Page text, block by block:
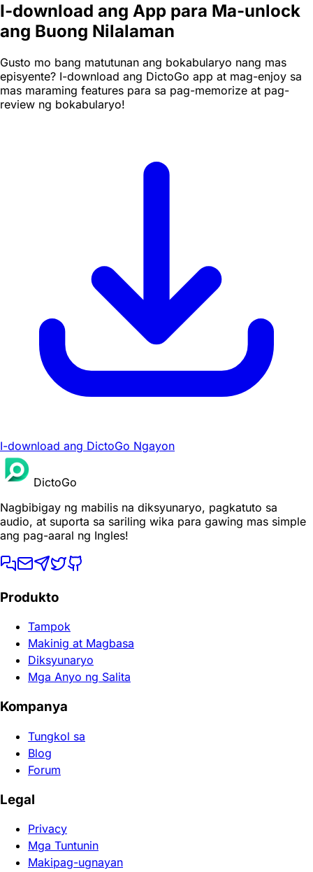
I-download ang App para Ma-unlock
ang Buong Nilalaman
Gusto mo bang matutunan ang bokabularyo nang mas
episyente? I-download ang DictoGo app at mag-enjoy sa
mas maraming features para sa pag-memorize at pag-
review ng bokabularyo!
I-download ang DictoGo Ngayon
DictoGo
Nagbibigay ng mabilis na diksyunaryo, pagkatuto sa
audio, at suporta sa sariling wika para gawing mas simple
ang pag-aaral ng Ingles!
Produkto
Tampok
Makinig at Magbasa
Diksyunaryo
Mga Anyo ng Salita
Kompanya
Tungkol sa
Blog
Forum
Legal
Privacy
Mga Tuntunin
Makipag-ugnayan